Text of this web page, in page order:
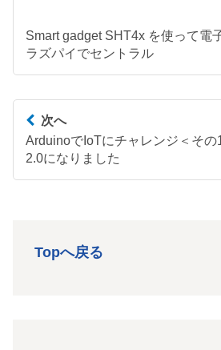
Smart gadget SHT4x を使って電
ラズパイでセントラル
次へ
ArduinoでIoTにチャレンジ＜その
2.0になりました
Topへ戻る